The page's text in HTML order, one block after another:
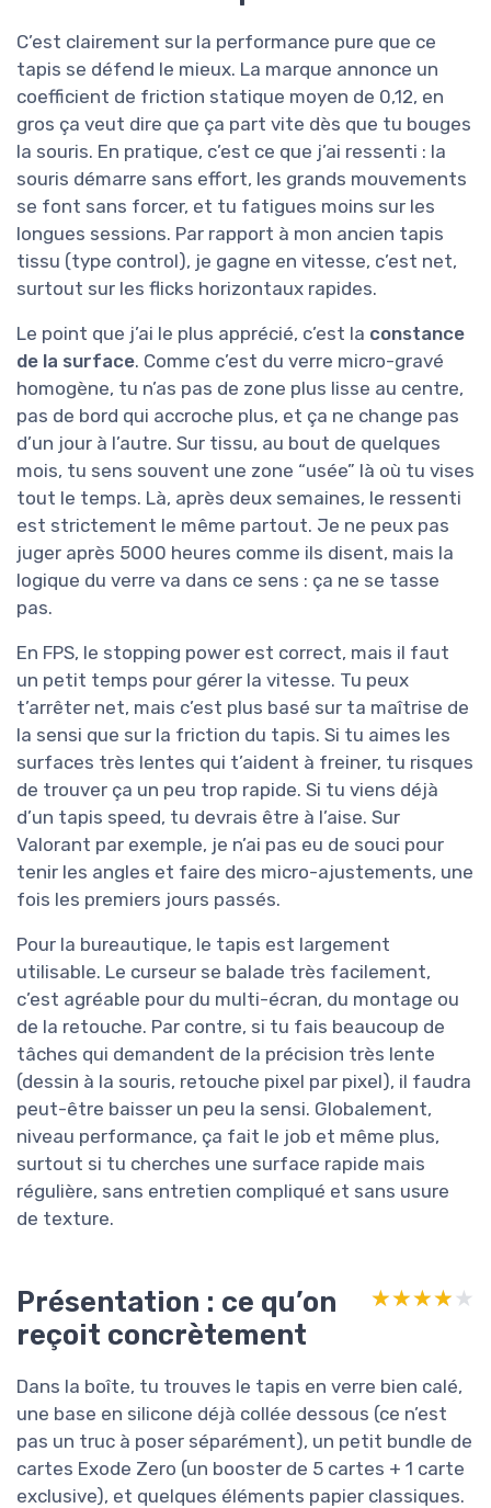
C’est clairement sur la performance pure que ce
tapis se défend le mieux. La marque annonce un
coefficient de friction statique moyen de 0,12, en
gros ça veut dire que ça part vite dès que tu bouges
la souris. En pratique, c’est ce que j’ai ressenti : la
souris démarre sans effort, les grands mouvements
se font sans forcer, et tu fatigues moins sur les
longues sessions. Par rapport à mon ancien tapis
tissu (type control), je gagne en vitesse, c’est net,
surtout sur les flicks horizontaux rapides.
Le point que j’ai le plus apprécié, c’est la constance
de la surface. Comme c’est du verre micro-gravé
homogène, tu n’as pas de zone plus lisse au centre,
pas de bord qui accroche plus, et ça ne change pas
d’un jour à l’autre. Sur tissu, au bout de quelques
mois, tu sens souvent une zone “usée” là où tu vises
tout le temps. Là, après deux semaines, le ressenti
est strictement le même partout. Je ne peux pas
juger après 5000 heures comme ils disent, mais la
logique du verre va dans ce sens : ça ne se tasse
pas.
En FPS, le stopping power est correct, mais il faut
un petit temps pour gérer la vitesse. Tu peux
t’arrêter net, mais c’est plus basé sur ta maîtrise de
la sensi que sur la friction du tapis. Si tu aimes les
surfaces très lentes qui t’aident à freiner, tu risques
de trouver ça un peu trop rapide. Si tu viens déjà
d’un tapis speed, tu devrais être à l’aise. Sur
Valorant par exemple, je n’ai pas eu de souci pour
tenir les angles et faire des micro-ajustements, une
fois les premiers jours passés.
Pour la bureautique, le tapis est largement
utilisable. Le curseur se balade très facilement,
c’est agréable pour du multi-écran, du montage ou
de la retouche. Par contre, si tu fais beaucoup de
tâches qui demandent de la précision très lente
(dessin à la souris, retouche pixel par pixel), il faudra
peut-être baisser un peu la sensi. Globalement,
niveau performance, ça fait le job et même plus,
surtout si tu cherches une surface rapide mais
régulière, sans entretien compliqué et sans usure
de texture.
Présentation : ce qu’on
reçoit concrètement
★★★★★
★★★★★
Dans la boîte, tu trouves le tapis en verre bien calé,
une base en silicone déjà collée dessous (ce n’est
pas un truc à poser séparément), un petit bundle de
cartes Exode Zero (un booster de 5 cartes + 1 carte
exclusive), et quelques éléments papier classiques.